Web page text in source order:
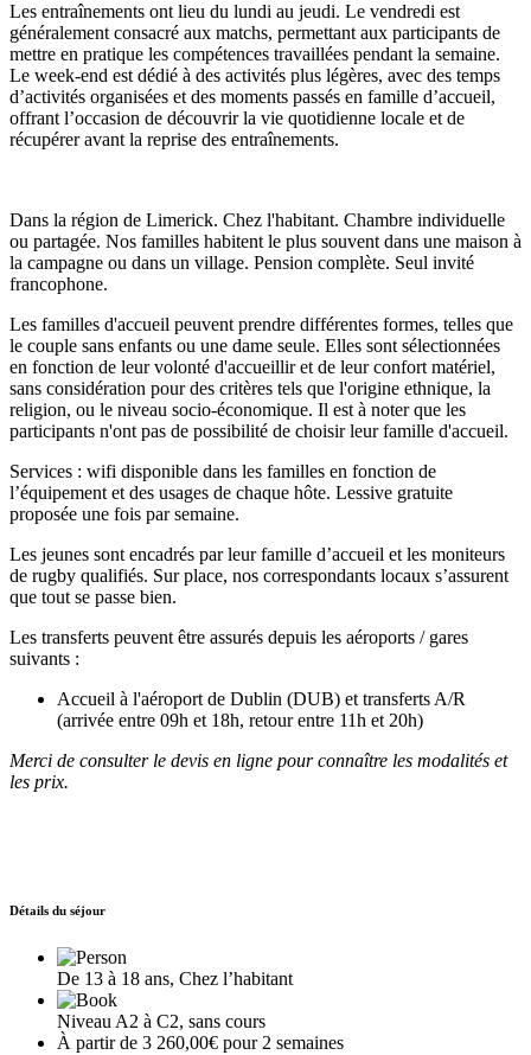
Les entraînements ont lieu du lundi au jeudi. Le vendredi est
généralement consacré aux matchs, permettant aux participants de
mettre en pratique les compétences travaillées pendant la semaine.
Le week-end est dédié à des activités plus légères, avec des temps
d’activités organisées et des moments passés en famille d’accueil,
offrant l’occasion de découvrir la vie quotidienne locale et de
récupérer avant la reprise des entraînements.
Dans la région de Limerick. Chez l'habitant. Chambre individuelle
ou partagée. Nos familles habitent le plus souvent dans une maison à
la campagne ou dans un village. Pension complète. Seul invité
francophone.
Les familles d'accueil peuvent prendre différentes formes, telles que
le couple sans enfants ou une dame seule. Elles sont sélectionnées
en fonction de leur volonté d'accueillir et de leur confort matériel,
sans considération pour des critères tels que l'origine ethnique, la
religion, ou le niveau socio-économique. Il est à noter que les
participants n'ont pas de possibilité de choisir leur famille d'accueil.
Services : wifi disponible dans les familles en fonction de
l’équipement et des usages de chaque hôte. Lessive gratuite
proposée une fois par semaine.
Les jeunes sont encadrés par leur famille d’accueil et les moniteurs
de rugby qualifiés. Sur place, nos correspondants locaux s’assurent
que tout se passe bien.
Les transferts peuvent être assurés depuis les aéroports / gares
suivants :
Accueil à l'aéroport de Dublin (DUB) et transferts A/R
(arrivée entre 09h et 18h, retour entre 11h et 20h)
Merci de consulter le devis en ligne pour connaître les modalités et
les prix.
Détails du séjour
De 13 à 18 ans, Chez l’habitant
Niveau A2 à C2, sans cours
À partir de 3 260,00€ pour 2 semaines